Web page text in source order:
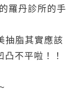
羅丹診所的手
抽脂其實應該
不平啦！！